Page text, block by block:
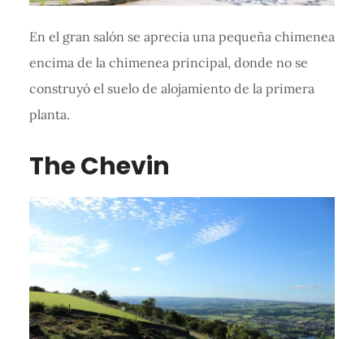
En el gran salón se aprecia una pequeña chimenea
encima de la chimenea principal, donde no se
construyó el suelo de alojamiento de la primera
planta.
The Chevin